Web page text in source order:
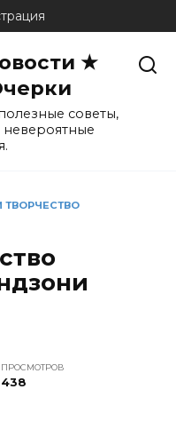
★
советы,
ТВОРЧЕСТВО
ПРОСМОТРОВ
438